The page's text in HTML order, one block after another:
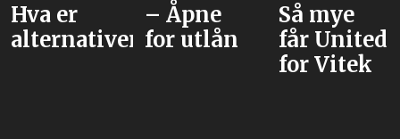
– Åpne
for utlån
Så mye
får United
for Vitek
skal